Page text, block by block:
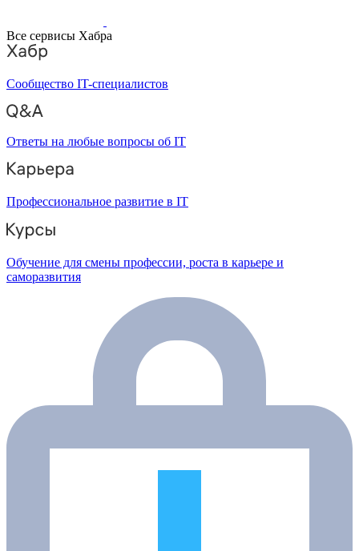
Все сервисы Хабра
Сообщество IT-специалистов
Ответы на любые вопросы об IT
Профессиональное развитие в IT
Обучение для смены профессии, роста в карьере и
саморазвития